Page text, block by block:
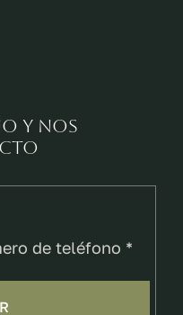
y nos